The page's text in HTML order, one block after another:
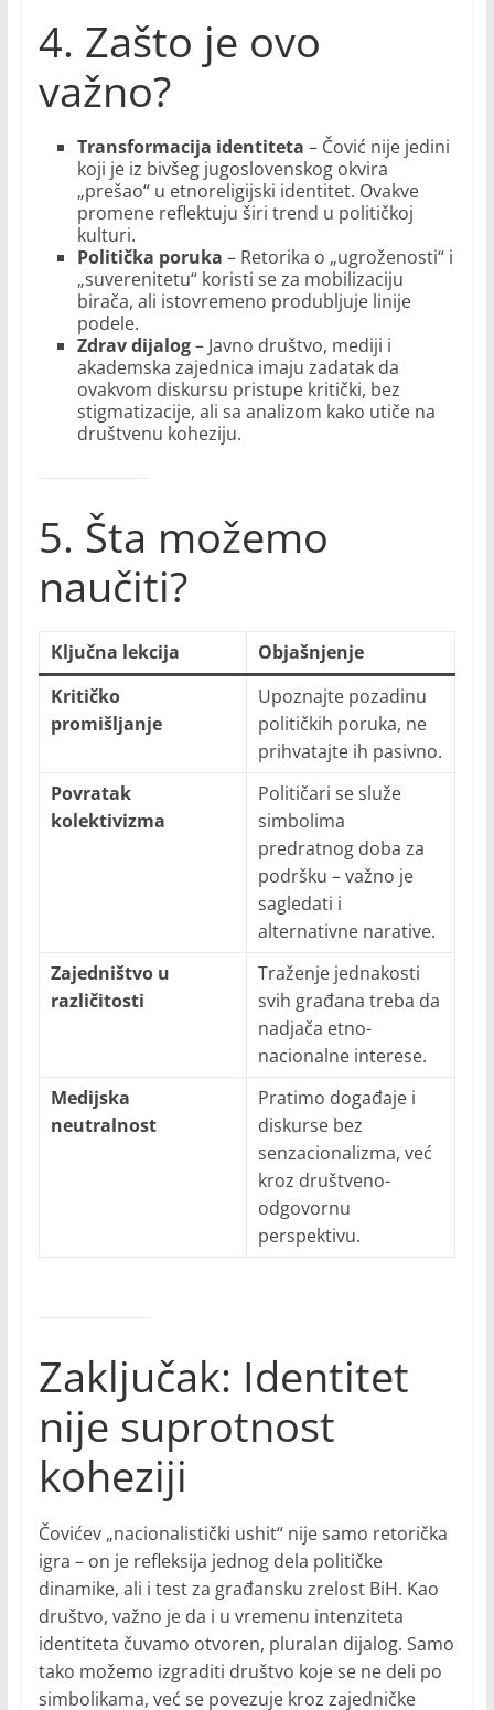
4. Zašto je ovo
važno?
Transformacija identiteta – Čović nije jedini
koji je iz bivšeg jugoslovenskog okvira
„prešao“ u etnoreligijski identitet. Ovakve
promene reflektuju širi trend u političkoj
kulturi.
Politička poruka – Retorika o „ugroženosti“ i
„suverenitetu“ koristi se za mobilizaciju
birača, ali istovremeno produbljuje linije
podele.
Zdrav dijalog– Javno društvo, mediji i
akademska zajednica imaju zadatak da
ovakvom diskursu pristupe kritički, bez
stigmatizacije, ali sa analizom kako utiče na
društvenu koheziju.
5. Šta možemo
naučiti?
Ključna lekcija
Objašnjenje
Kritičko
promišljanje
Upoznajte pozadinu
političkih poruka, ne
prihvatajte ih pasivno.
Povratak
kolektivizma
Političari se služe
simbolima
predratnog doba za
podršku – važno je
sagledati i
alternativne narative.
Zajedništvo u
različitosti
Traženje jednakosti
svih građana treba da
nadjača etno-
nacionalne interese.
Medijska
neutralnost
Pratimo događaje i
diskurse bez
senzacionalizma, već
kroz društveno-
odgovornu
perspektivu.
Zaključak: Identitet
nije suprotnost
koheziji
Čovićev „nacionalistički ushit“ nije samo retorička
igra – on je refleksija jednog dela političke
dinamike, ali i test za građansku zrelost BiH. Kao
društvo, važno je da i u vremenu intenziteta
identiteta čuvamo otvoren, pluralan dijalog. Samo
tako možemo izgraditi društvo koje se ne deli po
simbolikama, već se povezuje kroz zajedničke